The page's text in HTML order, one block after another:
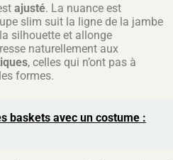
ajusté. La nuance est
slim suit la ligne de la jambe
silhouette et allonge
naturellement aux
, celles qui n’ont pas à
formes.
baskets avec un costume :